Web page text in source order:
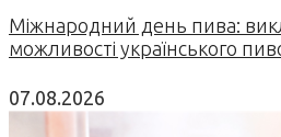
Міжнародний день пива:
можливості українського
07.08.2026